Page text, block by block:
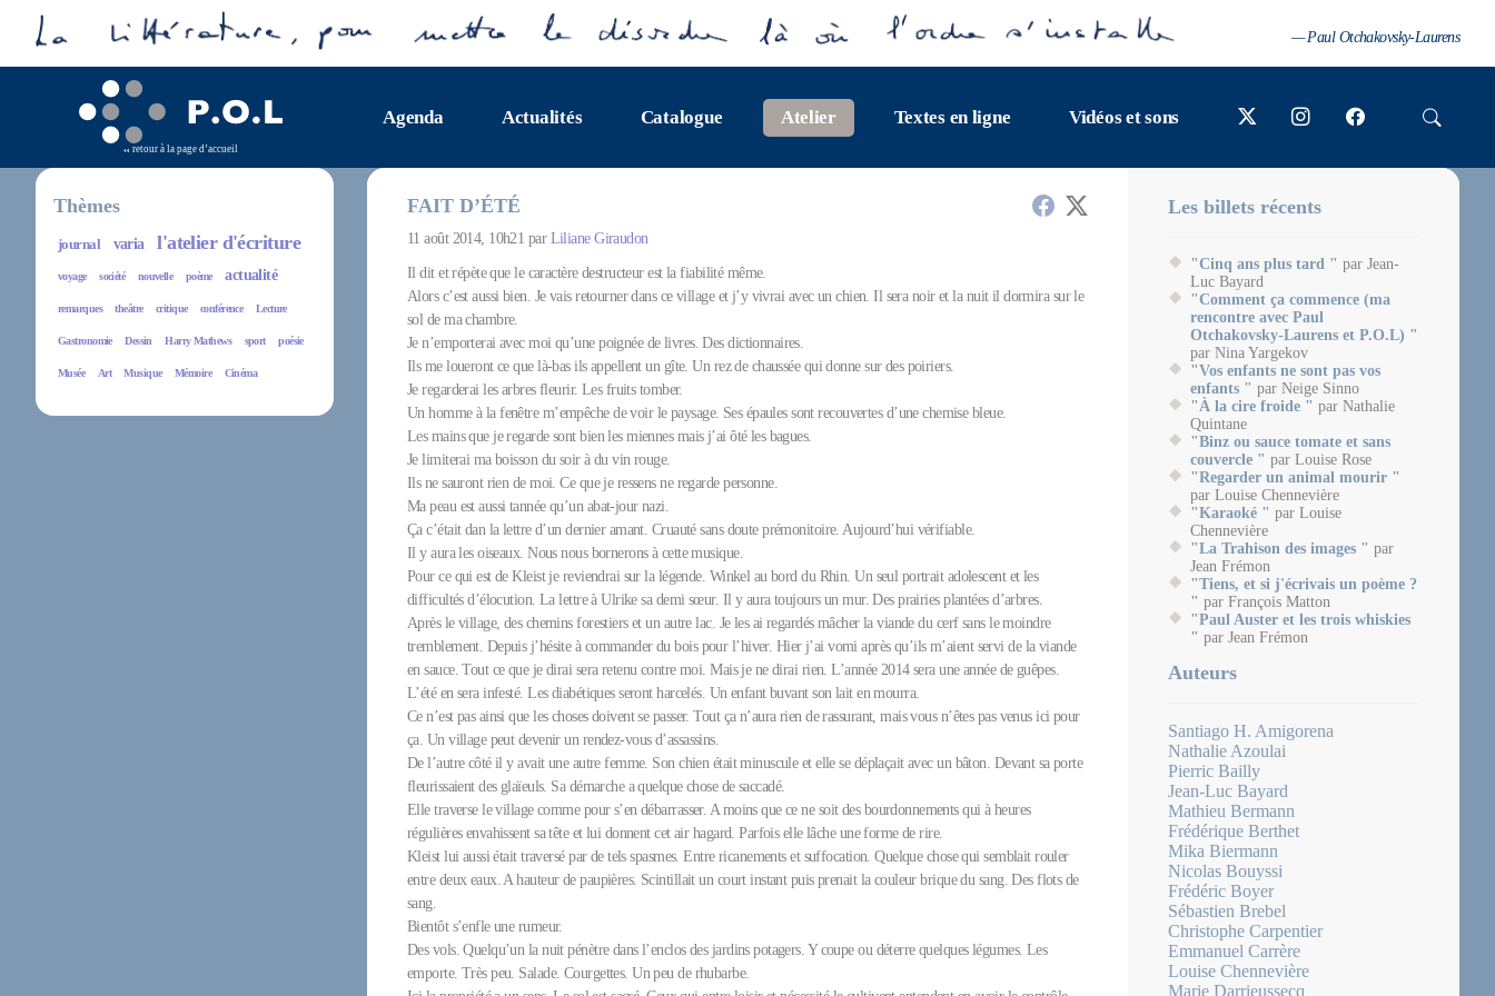
— Paul Otchakovsky-Laurens
retour à la page d’accueil
Agenda Actualités Catalogue Atelier Textes en ligne Vidéos et sons
Thèmes
journal varia l'atelier d'écriture
voyage société nouvelle poème actualité
remarques theâtre critique conférence Lecture
Gastronomie Dessin Harry Mathews sport poésie
Musée Art Musique Mémoire Cinéma
FAIT D’ÉTÉ
11 août 2014, 10h21 par Liliane Giraudon
Il dit et répète que le caractère destructeur est la fiabilité même.
Alors c’est aussi bien. Je vais retourner dans ce village et j’y vivrai avec un chien. Il sera noir et la nuit il dormira sur le
sol de ma chambre.
Je n’emporterai avec moi qu’une poignée de livres. Des dictionnaires.
Ils me loueront ce que là-bas ils appellent un gîte. Un rez de chaussée qui donne sur des poiriers.
Je regarderai les arbres fleurir. Les fruits tomber.
Un homme à la fenêtre m’empêche de voir le paysage. Ses épaules sont recouvertes d’une chemise bleue.
Les mains que je regarde sont bien les miennes mais j’ai ôté les bagues.
Je limiterai ma boisson du soir à du vin rouge.
Ils ne sauront rien de moi. Ce que je ressens ne regarde personne.
Ma peau est aussi tannée qu’un abat-jour nazi.
Ça c’était dan la lettre d’un dernier amant. Cruauté sans doute prémonitoire. Aujourd’hui vérifiable.
Il y aura les oiseaux. Nous nous bornerons à cette musique.
Pour ce qui est de Kleist je reviendrai sur la légende. Winkel au bord du Rhin. Un seul portrait adolescent et les
difficultés d’élocution. La lettre à Ulrike sa demi sœur. Il y aura toujours un mur. Des prairies plantées d’arbres.
Après le village, des chemins forestiers et un autre lac. Je les ai regardés mâcher la viande du cerf sans le moindre
tremblement. Depuis j’hésite à commander du bois pour l’hiver. Hier j’ai vomi après qu’ils m’aient servi de la viande
en sauce. Tout ce que je dirai sera retenu contre moi. Mais je ne dirai rien. L’année 2014 sera une année de guêpes.
L’été en sera infesté. Les diabétiques seront harcelés. Un enfant buvant son lait en mourra.
Ce n’est pas ainsi que les choses doivent se passer. Tout ça n’aura rien de rassurant, mais vous n’êtes pas venus ici pour
ça. Un village peut devenir un rendez-vous d’assassins.
De l’autre côté il y avait une autre femme. Son chien était minuscule et elle se déplaçait avec un bâton. Devant sa porte
fleurissaient des glaïeuls. Sa démarche a quelque chose de saccadé.
Elle traverse le village comme pour s’en débarrasser. A moins que ce ne soit des bourdonnements qui à heures
régulières envahissent sa tête et lui donnent cet air hagard. Parfois elle lâche une forme de rire.
Kleist lui aussi était traversé par de tels spasmes. Entre ricanements et suffocation. Quelque chose qui semblait rouler
entre deux eaux. A hauteur de paupières. Scintillait un court instant puis prenait la couleur brique du sang. Des flots de
sang.
Bientôt s’enfle une rumeur.
Des vols. Quelqu’un la nuit pénètre dans l’enclos des jardins potagers. Y coupe ou déterre quelques légumes. Les
emporte. Très peu. Salade. Courgettes. Un peu de rhubarbe.
Les billets récents
"Cinq ans plus tard " par Jean-
Luc Bayard
"Comment ça commence (ma
rencontre avec Paul
Otchakovsky-Laurens et P.O.L) "
par Nina Yargekov
"Vos enfants ne sont pas vos
enfants " par Neige Sinno
"À la cire froide " par Nathalie
Quintane
"Binz ou sauce tomate et sans
couvercle " par Louise Rose
"Regarder un animal mourir "
par Louise Chennevière
"Karaoké " par Louise
Chennevière
"La Trahison des images " par
Jean Frémon
"Tiens, et si j'écrivais un poème ?
" par François Matton
"Paul Auster et les trois whiskies
" par Jean Frémon
Auteurs
Santiago H. Amigorena
Nathalie Azoulai
Pierric Bailly
Jean-Luc Bayard
Mathieu Bermann
Frédérique Berthet
Mika Biermann
Nicolas Bouyssi
Frédéric Boyer
Sébastien Brebel
Christophe Carpentier
Emmanuel Carrère
Louise Chennevière
Marie Darrieussecq